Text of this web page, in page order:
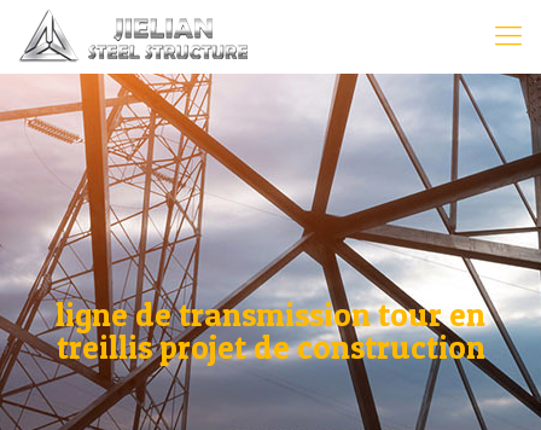
ligne de transmission tour en
treillis projet de construction